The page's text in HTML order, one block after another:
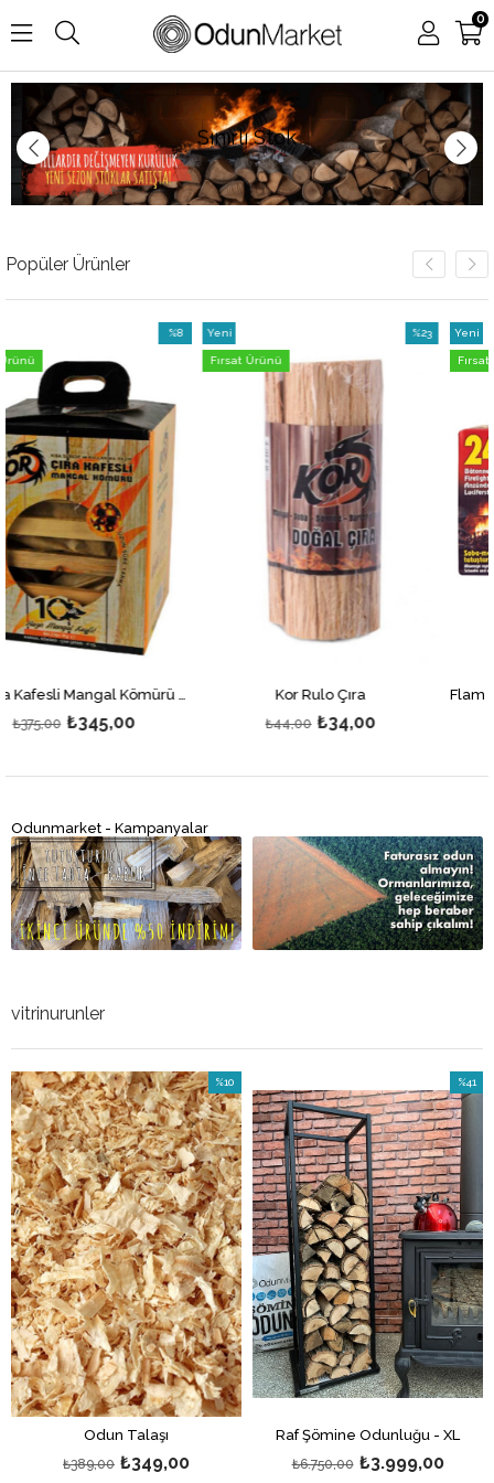
0
Sınırlı Stok
Popüler Ürünler
Kor Çıra Kafesli Mangal Kömürü 2kg
İndirim
%8İndirim
Kor Rulo Çıra
₺44,00
İndirim
%23İndirim
Fırsat Ürünü
₺345,00
Fırsat Ürünü
Odunmarket - Kampanyalar
vitrinurunler
Odun Talaşı
₺349,00
₺389,00
%10
İndirim
%10İndirim
Raf Şömine Odunluğu - XL
₺3.999,00
₺6.750,00
%41
İndirim